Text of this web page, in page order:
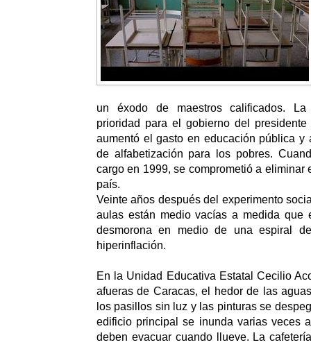
un éxodo de maestros calificados.
prioridad para el gobierno del
aumentó el gasto en educación pública y
de alfabetización para los pobres.
cargo en 1999, se comprometió a eliminar
país.
Veinte años después del experimento
aulas están medio vacías a medida que
desmorona en medio de una espiral
hiperinflación.
En la Unidad Educativa Estatal Cecilio
afueras de Caracas, el hedor de las
los pasillos sin luz y las pinturas se
edificio principal se inunda varias veces
deben evacuar cuando llueve. La